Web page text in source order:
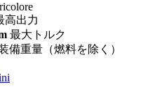
高出力
最大トルク
備重量（燃料を除く）